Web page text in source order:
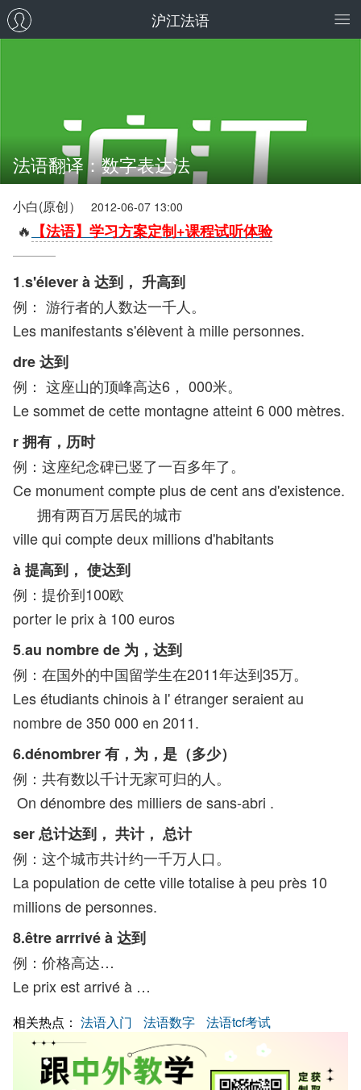
沪江法语
法语翻译：数字表达法
小白(原创） 2012-06-07 13:00
🔥 【法语】学习方案定制+课程试听体验
1.s'élever à 达到， 升高到
例： 游行者的人数达一千人。
Les manifestants s'élèvent à mille personnes.
dre 达到
例： 这座山的顶峰高达6， 000米。
Le sommet de cette montagne atteint 6 000 mètres.
r 拥有，历时
例：这座纪念碑已竖了一百多年了。
Ce monument compte plus de cent ans d'existence.
拥有两百万居民的城市
ville qui compte deux millions d'habitants
à 提高到， 使达到
例：提价到100欧
porter le prix à 100 euros
5.au nombre de 为，达到
例：在国外的中国留学生在2011年达到35万。
Les étudiants chinois à l' étranger seraient au
nombre de 350 000 en 2011.
6.dénombrer 有，为，是（多少）
例：共有数以千计无家可归的人。
On dénombre des milliers de sans-abri .
ser 总计达到， 共计， 总计
例：这个城市共计约一千万人口。
La population de cette ville totalise à peu près 10
millions de personnes.
8.être arrrivé à 达到
例：价格高达…
Le prix est arrivé à …
相关热点： 法语入门 法语数字 法语tcf考试